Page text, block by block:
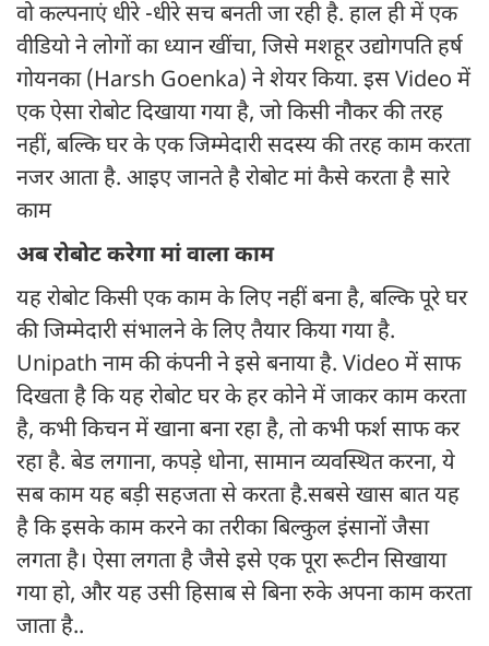
वो कल्पनाएं धीरे -धीरे सच बनती जा रही है. हाल ही में एक
वीडियो ने लोगों का ध्यान खींचा, जिसे मशहूर उद्योगपति हर्ष
गोयनका (Harsh Goenka) ने शेयर किया. इस Video में
एक ऐसा रोबोट दिखाया गया है, जो किसी नौकर की तरह
नहीं, बल्कि घर के एक जिम्मेदारी सदस्य की तरह काम करता
नजर आता है. आइए जानते है रोबोट मां कैसे करता है सारे
काम
अब रोबोट करेगा मां वाला काम
यह रोबोट किसी एक काम के लिए नहीं बना है, बल्कि पूरे घर
की जिम्मेदारी संभालने के लिए तैयार किया गया है.
Unipath नाम की कंपनी ने इसे बनाया है. Video में साफ
दिखता है कि यह रोबोट घर के हर कोने में जाकर काम करता
है, कभी किचन में खाना बना रहा है, तो कभी फर्श साफ कर
रहा है. बेड लगाना, कपड़े धोना, सामान व्यवस्थित करना, ये
सब काम यह बड़ी सहजता से करता है.सबसे खास बात यह
है कि इसके काम करने का तरीका बिल्कुल इंसानों जैसा
लगता है। ऐसा लगता है जैसे इसे एक पूरा रूटीन सिखाया
गया हो, और यह उसी हिसाब से बिना रुके अपना काम करता
जाता है..